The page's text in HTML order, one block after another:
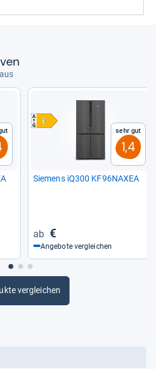
Sehr gut
1,4
Sie­mens iQ300 KF96NAXEA
€
Angebote vergleichen
vergleichen